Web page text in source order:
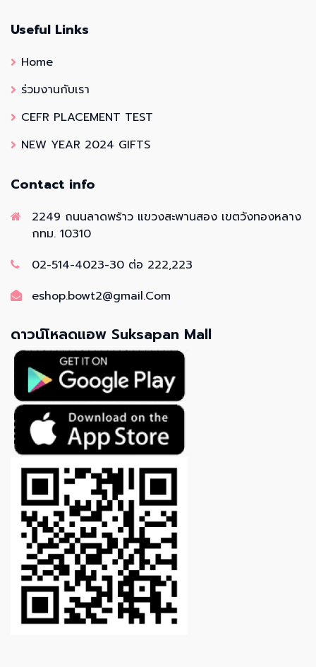
Useful Links
Home
ร่วมงานกับเรา
CEFR PLACEMENT TEST
NEW YEAR 2024 GIFTS
Contact info
2249 ถนนลาดพร้าว แขวงสะพานสอง เขตวังทองหลาง
กทม. 10310
02-514-4023-30 ต่อ 222,223
eshop.bowt2@gmail.Com
ดาวน์โหลดแอพ Suksapan Mall